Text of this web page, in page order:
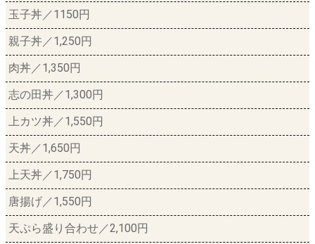
玉子丼／1150円
親子丼／1,250円
肉丼／1,350円
志の田丼／1,300円
上カツ丼／1,550円
天丼／1,650円
上天丼／1,750円
唐揚げ／1,550円
天ぷら盛り合わせ／2,100円